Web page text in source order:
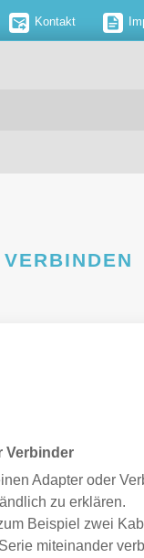
Kontakt
Verbinder
Adapter oder
zu erklären.
Beispiel zwei
miteinander